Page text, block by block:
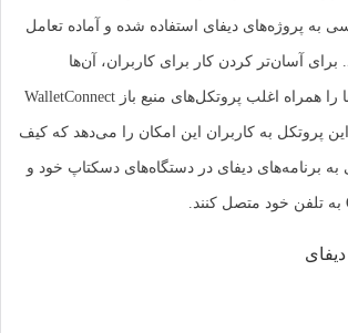
به پروژه‌های دیفای استفاده شده و آماده تعامل
برای آسان‌تر کردن کار برای کاربران، آن‌ها
می‌توانند این برنامه‌ها را همراه اغلب پروتکل‌های منبع باز WalletConnect
پروتکل به کاربران این امکان را می‌دهد که کیف
برنامه‌های دیفای در دستگاه‌های دسکتاپ خود و